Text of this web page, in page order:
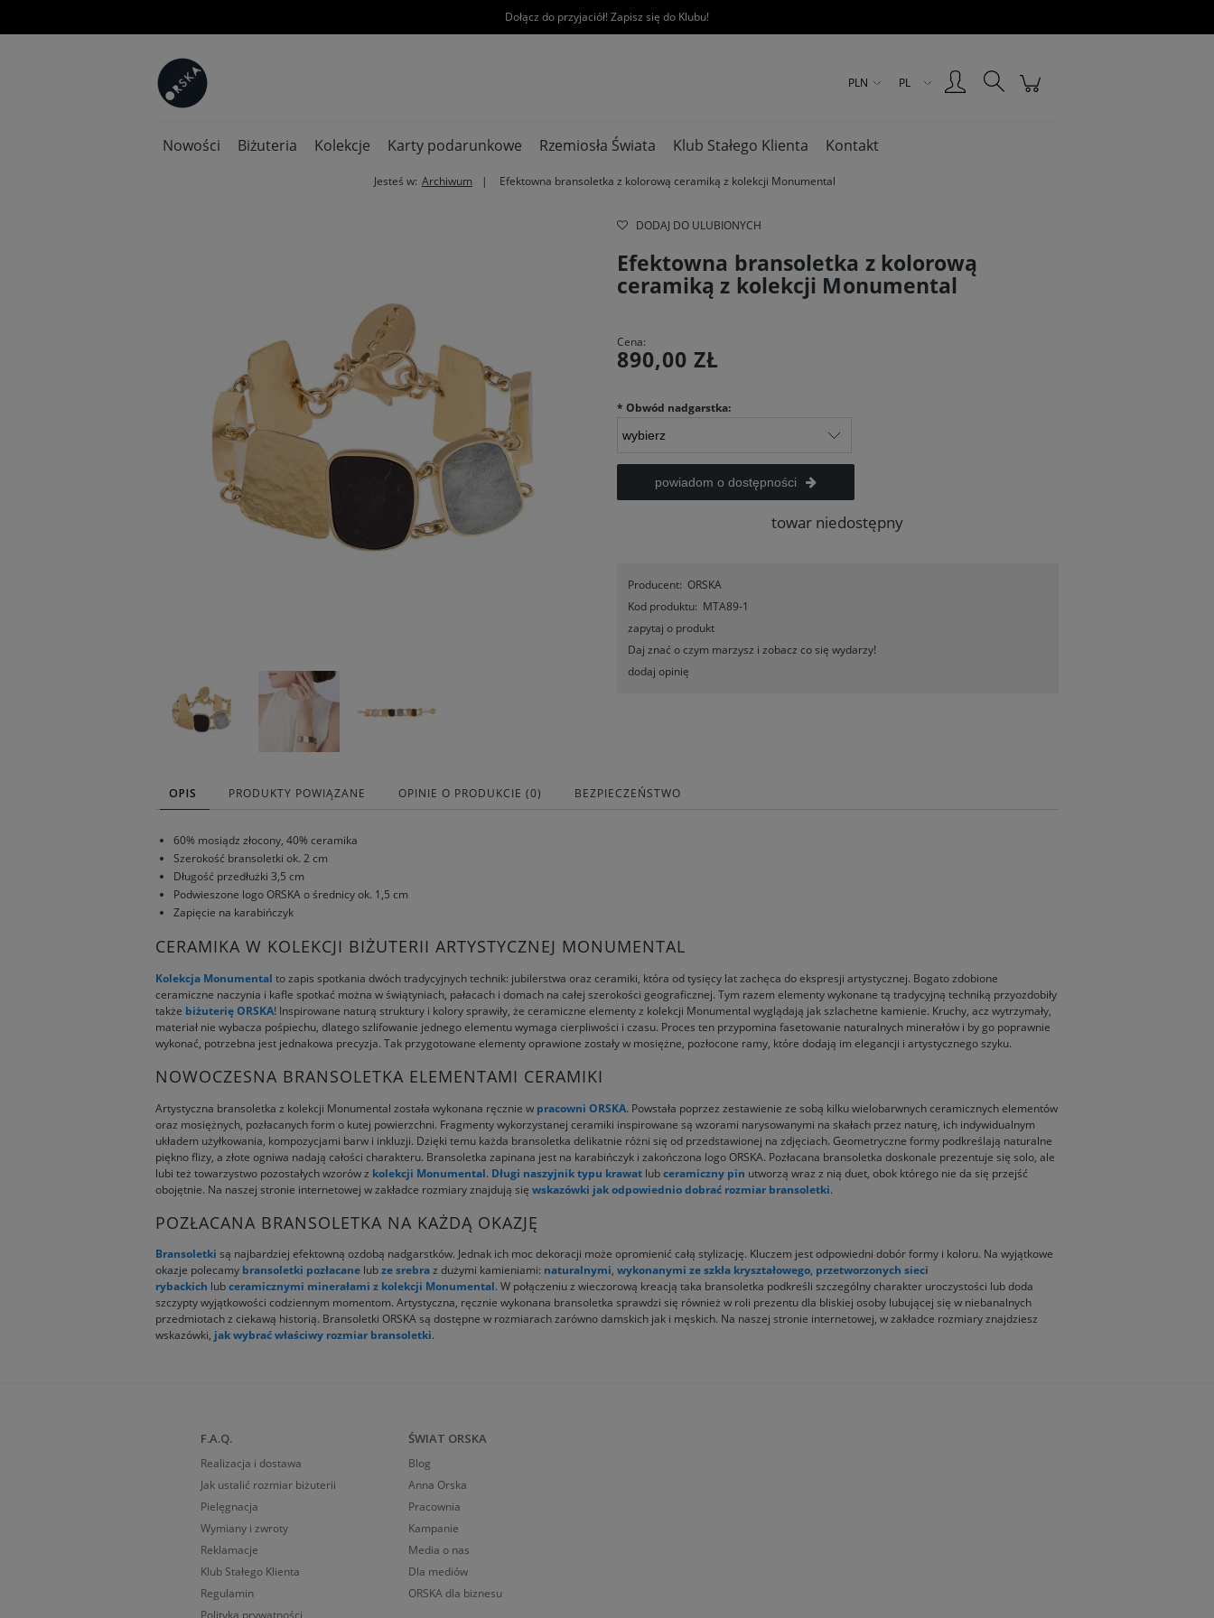
Dołącz do przyjaciół! Zapisz się do Klubu!
PLN PL
Nowości Biżuteria Kolekcje Karty podarunkowe Rzemiosła Świata Klub Stałego Klienta Kontakt
Jesteś w: Archiwum Efektowna bransoletka z kolorową ceramiką z kolekcji Monumental
DODAJ DO ULUBIONYCH
Efektowna bransoletka z kolorową
ceramiką z kolekcji Monumental
Cena:
890,00 ZŁ
* Obwód nadgarstka:
powiadom o dostępności
towar niedostępny
Producent: ORSKA
Kod produktu: MTA89-1
zapytaj o produkt
Daj znać o czym marzysz i zobacz co się wydarzy!
dodaj opinię
OPIS PRODUKTY POWIĄZANE OPINIE O PRODUKCIE (0) BEZPIECZEŃSTWO
60% mosiądz złocony, 40% ceramika
Szerokość bransoletki ok. 2 cm
Długość przedłużki 3,5 cm
Podwieszone logo ORSKA o średnicy ok. 1,5 cm
Zapięcie na karabińczyk
CERAMIKA W KOLEKCJI BIŻUTERII ARTYSTYCZNEJ MONUMENTAL
Kolekcja Monumental to zapis spotkania dwóch tradycyjnych technik: jubilerstwa oraz ceramiki, która od tysięcy lat zachęca do ekspresji artystycznej. Bogato zdobione
ceramiczne naczynia i kafle spotkać można w świątyniach, pałacach i domach na całej szerokości geograficznej. Tym razem elementy wykonane tą tradycyjną techniką przyozdobiły
także biżuterię ORSKA! Inspirowane naturą struktury i kolory sprawiły, że ceramiczne elementy z kolekcji Monumental wyglądają jak szlachetne kamienie. Kruchy, acz wytrzymały,
materiał nie wybacza pośpiechu, dlatego szlifowanie jednego elementu wymaga cierpliwości i czasu. Proces ten przypomina fasetowanie naturalnych minerałów i by go poprawnie
wykonać, potrzebna jest jednakowa precyzja. Tak przygotowane elementy oprawione zostały w mosiężne, pozłocone ramy, które dodają im elegancji i artystycznego szyku.
NOWOCZESNA BRANSOLETKA ELEMENTAMI CERAMIKI
Artystyczna bransoletka z kolekcji Monumental została wykonana ręcznie w pracowni ORSKA. Powstała poprzez zestawienie ze sobą kilku wielobarwnych ceramicznych elementów
oraz mosiężnych, pozłacanych form o kutej powierzchni. Fragmenty wykorzystanej ceramiki inspirowane są wzorami narysowanymi na skałach przez naturę, ich indywidualnym
układem użyłkowania, kompozycjami barw i inkluzji. Dzięki temu każda bransoletka delikatnie różni się od przedstawionej na zdjęciach. Geometryczne formy podkreślają naturalne
piękno flizy, a złote ogniwa nadają całości charakteru. Bransoletka zapinana jest na karabińczyk i zakończona logo ORSKA. Pozłacana bransoletka doskonale prezentuje się solo, ale
lubi też towarzystwo pozostałych wzorów z kolekcji Monumental. Długi naszyjnik typu krawat lubceramiczny pin utworzą wraz z nią duet, obok którego nie da się przejść
obojętnie. Na naszej stronie internetowej w zakładce rozmiary znajdują się wskazówki jak odpowiednio dobrać rozmiar bransoletki.
POZŁACANA BRANSOLETKA NA KAŻDĄ OKAZJĘ
Bransoletki są najbardziej efektowną ozdobą nadgarstków. Jednak ich moc dekoracji może opromienić całą stylizację. Kluczem jest odpowiedni dobór formy i koloru. Na wyjątkowe
okazje polecamy bransoletki pozłacane lubze srebraz dużymi kamieniami: naturalnymi, wykonanymi ze szkła kryształowego, przetworzonych sieci
rybackich lubceramicznymi minerałami z kolekcji Monumental. W połączeniu z wieczorową kreacją taka bransoletka podkreśli szczególny charakter uroczystości lub doda
szczypty wyjątkowości codziennym momentom. Artystyczna, ręcznie wykonana bransoletka sprawdzi się również w roli prezentu dla bliskiej osoby lubującej się w niebanalnych
przedmiotach z ciekawą historią. Bransoletki ORSKA są dostępne w rozmiarach zarówno damskich jak i męskich. Na naszej stronie internetowej, w zakładce rozmiary znajdziesz
wskazówki, jak wybrać właściwy rozmiar bransoletki.
F.A.Q.
Realizacja i dostawa
Jak ustalić rozmiar biżuterii
Pielęgnacja
Wymiany i zwroty
Reklamacje
Klub Stałego Klienta
Regulamin
ŚWIAT ORSKA
Blog
Anna Orska
Pracownia
Kampanie
Media o nas
Dla mediów
ORSKA dla biznesu